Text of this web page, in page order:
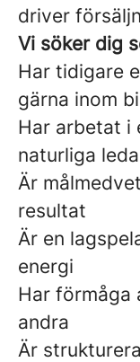
driver
Vi söker dig
Har tidigare
gärna inom
Har arbetat i
naturliga
Är
resultat
Är en
energi
Har förmåga
andra
Är